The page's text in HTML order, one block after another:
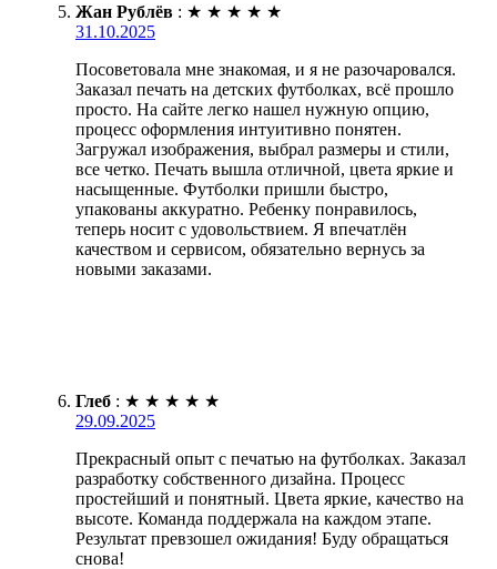
Жан Рублёв : ★ ★ ★ ★ ★
31.10.2025
Посоветовала мне знакомая, и я не разочаровался.
Заказал печать на детских футболках, всё прошло
просто. На сайте легко нашел нужную опцию,
процесс оформления интуитивно понятен.
Загружал изображения, выбрал размеры и стили,
все четко. Печать вышла отличной, цвета яркие и
насыщенные. Футболки пришли быстро,
упакованы аккуратно. Ребенку понравилось,
теперь носит с удовольствием. Я впечатлён
качеством и сервисом, обязательно вернусь за
новыми заказами.
Глеб : ★ ★ ★ ★ ★
29.09.2025
Прекрасный опыт с печатью на футболках. Заказал
разработку собственного дизайна. Процесс
простейший и понятный. Цвета яркие, качество на
высоте. Команда поддержала на каждом этапе.
Результат превзошел ожидания! Буду обращаться
снова!